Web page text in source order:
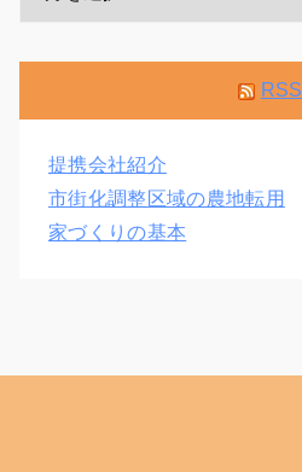
RSS
提携会社紹介
市街化調整区域の農地転用
家づくりの基本